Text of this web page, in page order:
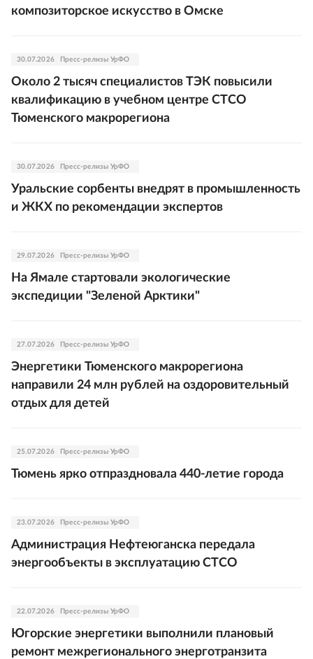
композиторское искусство в Омске
30.07.2026 Пресс-релизы УрФО
Около 2 тысяч специалистов ТЭК повысили
квалификацию в учебном центре СТСО
Тюменского макрорегиона
30.07.2026 Пресс-релизы УрФО
Уральские сорбенты внедрят в промышленность
и ЖКХ по рекомендации экспертов
29.07.2026 Пресс-релизы УрФО
На Ямале стартовали экологические
экспедиции "Зеленой Арктики"
27.07.2026 Пресс-релизы УрФО
Энергетики Тюменского макрорегиона
направили 24 млн рублей на оздоровительный
отдых для детей
25.07.2026 Пресс-релизы УрФО
Тюмень ярко отпраздновала 440-летие города
23.07.2026 Пресс-релизы УрФО
Администрация Нефтеюганска передала
энергообъекты в эксплуатацию СТСО
22.07.2026 Пресс-релизы УрФО
Югорские энергетики выполнили плановый
ремонт межрегионального энерготранзита